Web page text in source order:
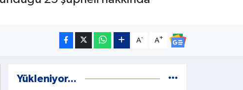
A- A+
Yükleniyor...